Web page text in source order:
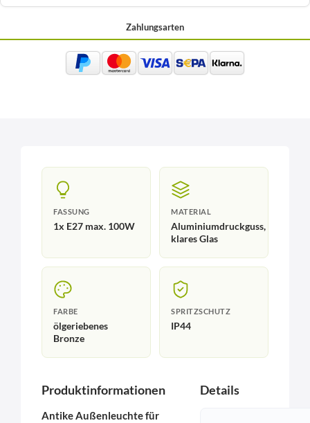
Zahlungsarten
FASSUNG
1x E27 max. 100W
MATERIAL
Aluminiumdruckguss,
klares Glas
FARBE
ölgeriebenes
Bronze
SPRITZSCHUTZ
IP44
Produktinformationen
Antike Außenleuchte für
Details